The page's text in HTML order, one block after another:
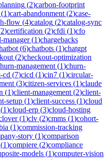
(2)carbon-footprint
(1)cart-abandonment (2)case-
flow (4)catalog (2)catalog-sync
2)certification (2)cfdi (1)cfo
manager(1)chargebacks
(6)chatbots (1)chatgpt
(2)checkout-optimization
management (1)churn-
cd (7)cicd (1)cin7 (1)circular-
(3)citizen-services (1)claude
(1)client-management (2)client-
setup (1)client-success (1)cloud
(1)cloud-erp (3)cloud-hosting
(1)clv (2)cmms (1)cohort-
(1)commission-tracking
story (1)comparison
(1)compiere (2)compliance
models (1)computer-vision